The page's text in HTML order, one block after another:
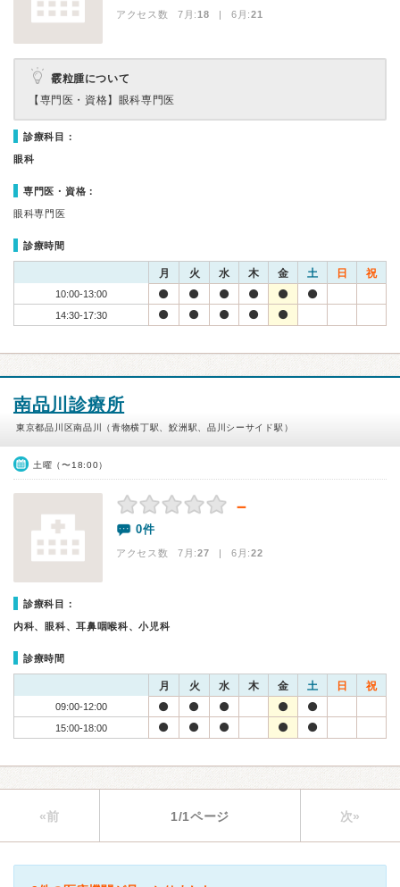
アクセス数 7月:18 | 6月:21
霰粒腫について
【専門医・資格】 眼科専門医
診療科目：
眼科
専門医・資格：
眼科専門医
診療時間
月 火 水 木 金 土 日 祝
10:00-13:00
14:30-17:30
南品川診療所
東京都品川区南品川（青物横丁駅、鮫洲駅、品川シーサイド駅）
土曜（〜18:00）
－
0件
アクセス数 7月:27 | 6月:22
診療科目：
内科、眼科、耳鼻咽喉科、小児科
診療時間
月 火 水 木 金 土 日 祝
09:00-12:00
15:00-18:00
«前 1/1ページ 次»